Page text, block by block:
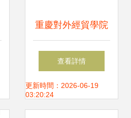
重慶對外經貿學院
2022級新生咨詢指
南——環境與經濟
查看詳情
更新時間：2026-06-19
03:20:24